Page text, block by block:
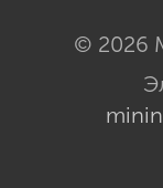
© 2026